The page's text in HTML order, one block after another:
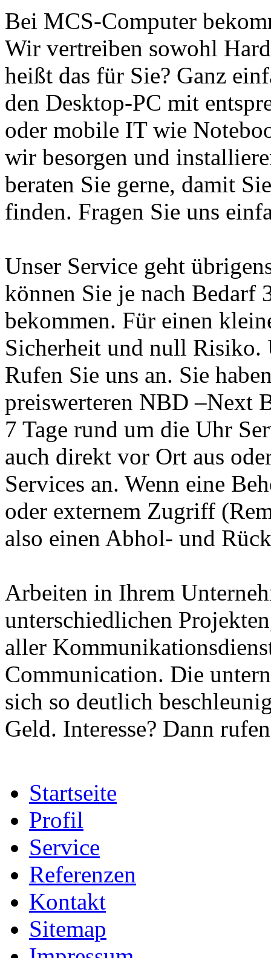
Bei MCS-Computer
Wir vertreiben sowohl
heißt das für Sie? Ganz
den Desktop-PC mit
oder mobile IT wie
wir besorgen und
beraten Sie gerne, damit
finden. Fragen Sie uns
Unser Service geht
können Sie je nach Bedarf
bekommen. Für einen
Sicherheit und null Risiko.
Rufen Sie uns an. Sie
preiswerteren NBD –Next
7 Tage rund um die Uhr
auch direkt vor Ort aus
Services an. Wenn eine
oder externem Zugriff
also einen Abhol- und
Arbeiten in Ihrem
unterschiedlichen
aller
Communication. Die
sich so deutlich
Geld. Interesse? Dann
Startseite
Profil
Service
Referenzen
Kontakt
Sitemap